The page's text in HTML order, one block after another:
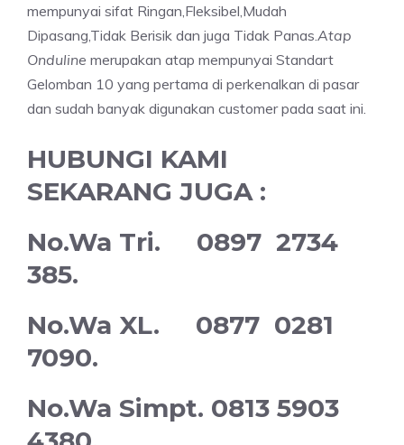
mempunyai sifat Ringan,Fleksibel,Mudah
Dipasang,Tidak Berisik dan juga Tidak Panas. Atap
Onduline merupakan atap mempunyai Standart
Gelomban 10 yang pertama di perkenalkan di pasar
dan sudah banyak digunakan customer pada saat ini.
HUBUNGI KAMI
SEKARANG JUGA :
No.Wa Tri. 0897 2734
385.
No.Wa XL. 0877 0281
7090.
No.Wa Simpt. 0813 5903